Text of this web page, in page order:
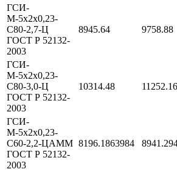
ГСИ-
М-5х2х0,23-
С80-2,7-Ц
ГОСТ Р 52132-
2003
8945.64 9758.88
ГСИ-
М-5х2х0,23-
С80-3,0-Ц
ГОСТ Р 52132-
2003
10314.48 11252.16
ГСИ-
М-5х2х0,23-
С60-2,2-ЦАММ
ГОСТ Р 52132-
2003
8196.1863984